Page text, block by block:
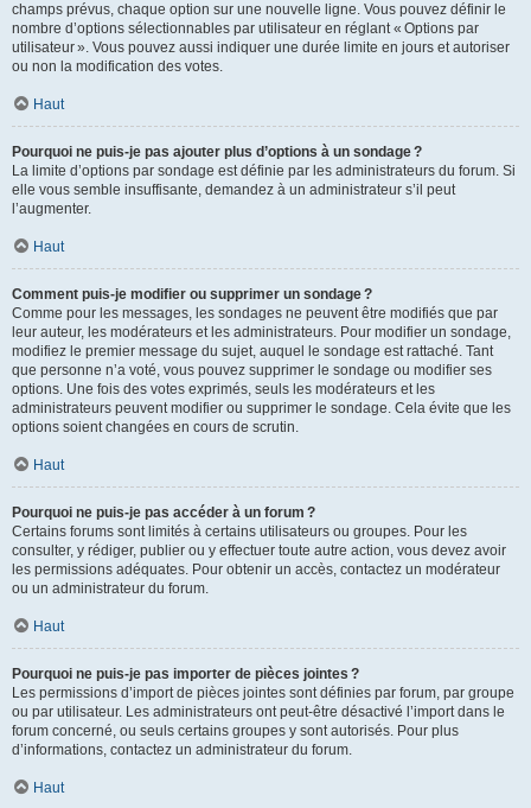
champs prévus, chaque option sur une nouvelle ligne. Vous pouvez définir le
nombre d’options sélectionnables par utilisateur en réglant « Options par
utilisateur ». Vous pouvez aussi indiquer une durée limite en jours et autoriser
ou non la modification des votes.
Haut
Pourquoi ne puis-je pas ajouter plus d’options à un sondage ?
La limite d’options par sondage est définie par les administrateurs du forum. Si
elle vous semble insuffisante, demandez à un administrateur s’il peut
l’augmenter.
Haut
Comment puis-je modifier ou supprimer un sondage ?
Comme pour les messages, les sondages ne peuvent être modifiés que par
leur auteur, les modérateurs et les administrateurs. Pour modifier un sondage,
modifiez le premier message du sujet, auquel le sondage est rattaché. Tant
que personne n’a voté, vous pouvez supprimer le sondage ou modifier ses
options. Une fois des votes exprimés, seuls les modérateurs et les
administrateurs peuvent modifier ou supprimer le sondage. Cela évite que les
options soient changées en cours de scrutin.
Haut
Pourquoi ne puis-je pas accéder à un forum ?
Certains forums sont limités à certains utilisateurs ou groupes. Pour les
consulter, y rédiger, publier ou y effectuer toute autre action, vous devez avoir
les permissions adéquates. Pour obtenir un accès, contactez un modérateur
ou un administrateur du forum.
Haut
Pourquoi ne puis-je pas importer de pièces jointes ?
Les permissions d’import de pièces jointes sont définies par forum, par groupe
ou par utilisateur. Les administrateurs ont peut-être désactivé l’import dans le
forum concerné, ou seuls certains groupes y sont autorisés. Pour plus
d’informations, contactez un administrateur du forum.
Haut